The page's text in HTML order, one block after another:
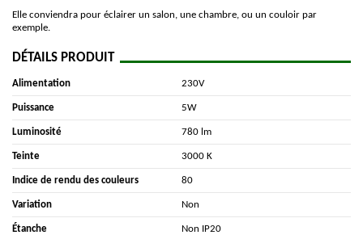
Elle conviendra pour éclairer un salon, une chambre, ou un couloir par
exemple.
DÉTAILS PRODUIT
Alimentation 230V
Puissance 5W
Luminosité 780 lm
Teinte 3000 K
Indice de rendu des couleurs 80
Variation Non
Étanche Non IP20